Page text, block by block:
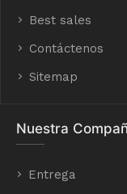
Best sales
Contáctenos
Sitemap
Nuestra
Entrega